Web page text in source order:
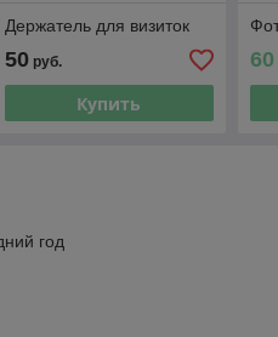
Держатель для визиток
50руб.
Купить
60
год